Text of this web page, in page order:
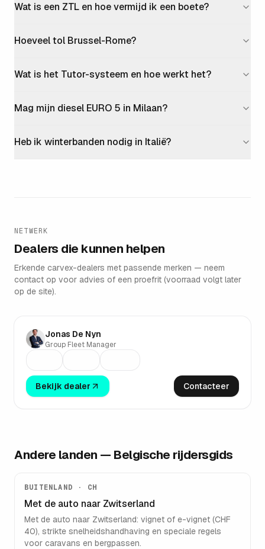
Wat is een ZTL en hoe vermijd ik een boete?
Hoeveel tol Brussel-Rome?
Wat is het Tutor-systeem en hoe werkt het?
Mag mijn diesel EURO 5 in Milaan?
Heb ik winterbanden nodig in Italië?
NETWERK
Dealers die kunnen helpen
Erkende carvex-dealers met passende merken — neem
contact op voor advies of een proefrit (voorraad volgt later
op de site). Group Gregoir
Jonas De Nyn
Group Fleet Manager
Bekijk dealer Contacteer
Andere landen — Belgische rijdersgids
BUITENLAND · CH
Met de auto naar Zwitserland
Met de auto naar Zwitserland: vignet of e-vignet (CHF
40), strikte snelheidshandhaving en speciale regels
voor caravans en bergpassen.